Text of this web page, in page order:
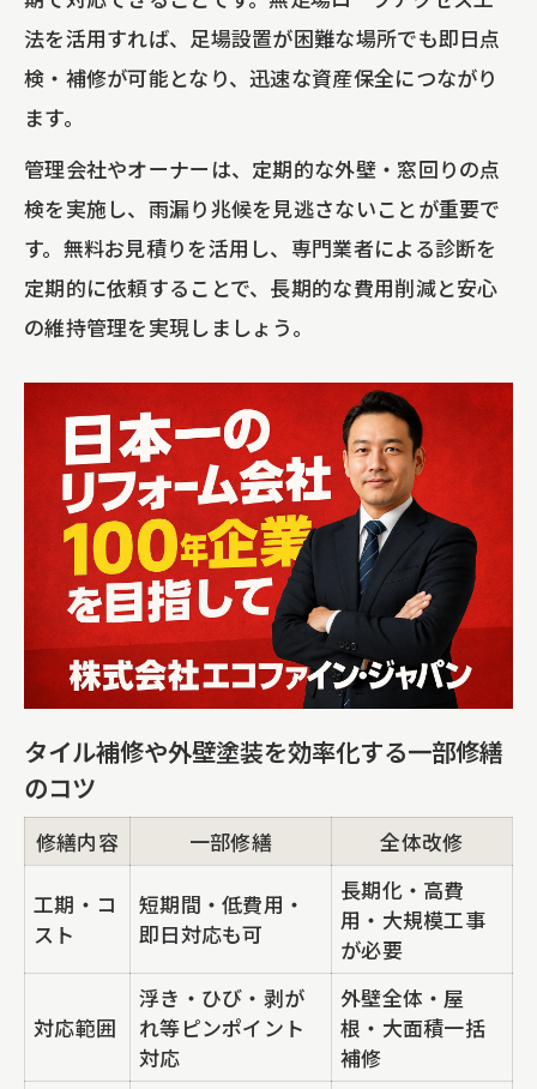
法を活用すれば、足場設置が困難な場所でも即日点
検・補修が可能となり、迅速な資産保全につながり
ます。
管理会社やオーナーは、定期的な外壁・窓回りの点
検を実施し、雨漏り兆候を見逃さないことが重要で
す。無料お見積りを活用し、専門業者による診断を
定期的に依頼することで、長期的な費用削減と安心
の維持管理を実現しましょう。
タイル補修や外壁塗装を効率化する一部修繕
のコツ
修繕内容 一部修繕 全体改修
工期・コ
スト
短期間・低費用・
即日対応も可
長期化・高費
用・大規模工事
が必要
対応範囲
浮き・ひび・剥が
れ等ピンポイント
対応
外壁全体・屋
根・大面積一括
補修